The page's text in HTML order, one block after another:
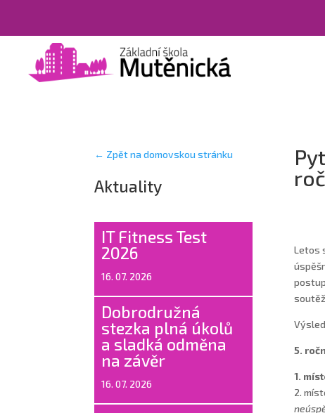
← Zpět na domovskou stránku
Aktuality
IT Fitness Test
2026
16. 07. 2026
Dobrodružná
stezka plná úkolů
a sladká odměna
na závěr
16. 07. 2026
Letos
5.
1.
2.